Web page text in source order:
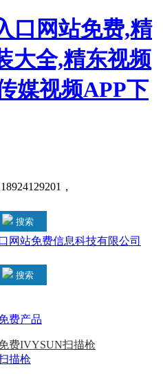
口网站免费,精
大全,精东视频
媒视频APP下
，
搜索
搜索
费产品
费IVYSUN扫描枪
描枪